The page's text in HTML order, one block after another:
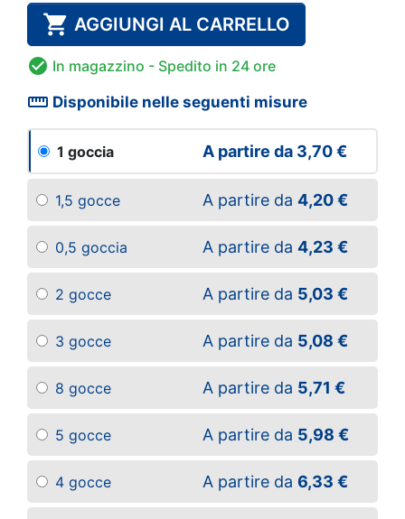
 AGGIUNGI AL CARRELLO
 In magazzino - Spedito in 24 ore
straighten Disponibile nelle seguenti misure
1 goccia A partire da 3,70 €
1,5 gocce A partire da 4,20 €
0,5 goccia A partire da 4,23 €
2 gocce A partire da 5,03 €
3 gocce A partire da 5,08 €
8 gocce A partire da 5,71 €
5 gocce A partire da 5,98 €
4 gocce A partire da 6,33 €